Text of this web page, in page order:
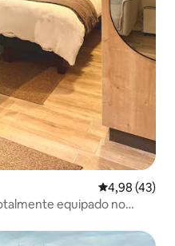
4,98 de uma
4,98 (43)
equipado no